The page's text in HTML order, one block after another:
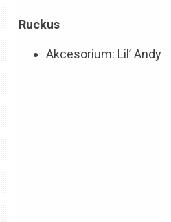
Ruckus
Akcesorium: Lil’ Andy